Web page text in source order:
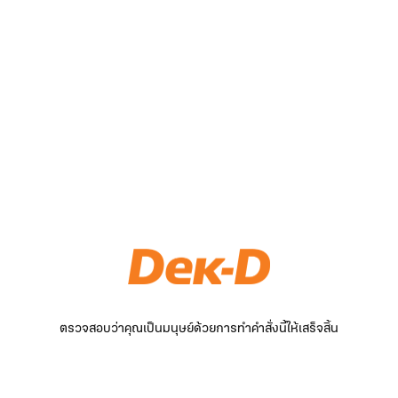
ตรวจสอบว่าคุณเป็นมนุษย์ด้วยการทำคำสั่งนี้ให้เสร็จสิ้น